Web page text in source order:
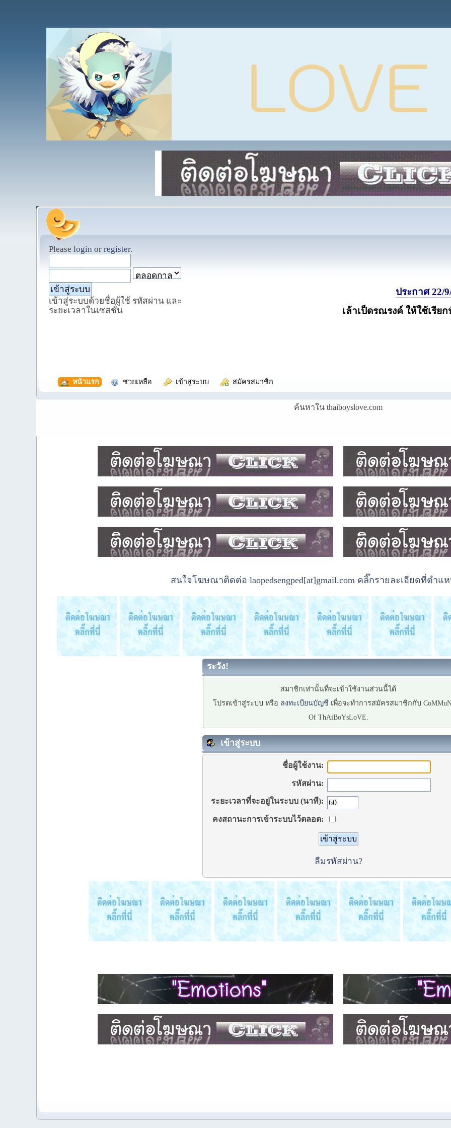
Please login or register.
เข้าสู่ระบบด้วยชื่อผู้ใช้ รหัสผ่าน และ
ระยะเวลาในเซสชั่น
ประกาศ 22/
เล้าเป็ดรณรงค์ ให้ใช้เรีย
หน้าแรก ช่วยเหลือ เข้าสู่ระบบ สมัครสมาชิก
ค้นหาใน thaiboyslove.com
สนใจโฆษณาติดต่อ laopedsengped[at]gmail.com คลิ๊กรายละเอียดที่ตำแ
ระวัง!
สมาชิกเท่านั้นที่จะเข้าใช้งานส่วนนี้ได้
โปรดเข้าสู่ระบบ หรือ ลงทะเบียนบัญชี เพื่อจะทำการสมัครสมาชิกกับ
Of ThAiBoYsLoVE.
เข้าสู่ระบบ
ชื่อผู้ใช้งาน:
รหัสผ่าน:
ระยะเวลาที่จะอยู่ในระบบ (นาที):
คงสถานะการเข้าระบบไว้ตลอด:
ลืมรหัสผ่าน?